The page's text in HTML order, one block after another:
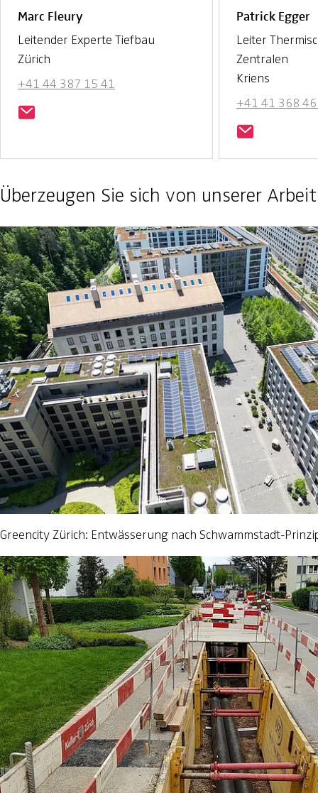
Marc Fleury
Leitender Experte Tiefbau
Zürich
+41 44 387 15 41
Patrick Egger
Leiter
Zentralen
Kriens
+41 41 368
Überzeugen Sie sich von unserer
Greencity Zürich: Entwässerung nach Schwammstadt-